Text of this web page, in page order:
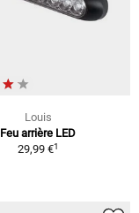
Louis
Feu arrière LED
29,99 €1